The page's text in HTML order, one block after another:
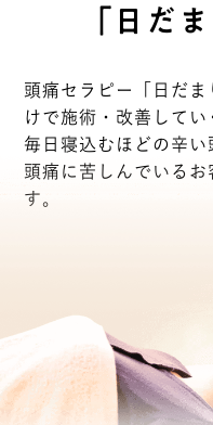
「日だ
頭痛セラピー「日だ
けで施術・改善してい
毎日寝込むほどの辛
頭痛に苦しんでいる
す。